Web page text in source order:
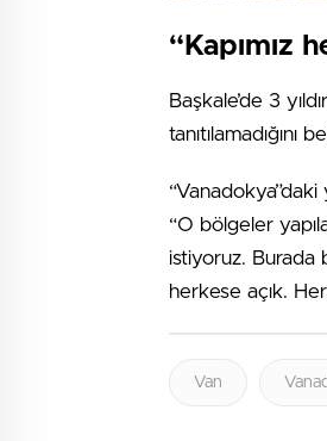
“Kapımız
Başkale’de 3
tanıtılamadığını
“O bölgeler
istiyoruz. Burada
herkese açık.
Van